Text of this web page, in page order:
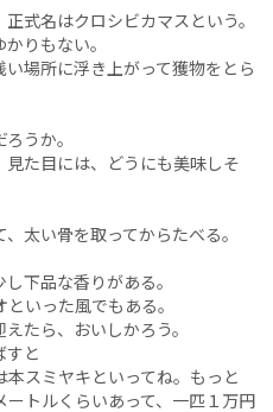
式名はクロシビカマスという。
りもない。
場所に浮き上がって獲物をとら
うか。
た目には、どうにも美味しそ
太い骨を取ってからたべる。
下品な香りがある。
いった風でもある。
たら、おいしかろう。
すと
本スミヤキといってね。もっと
トルくらいあって、一匹１万円